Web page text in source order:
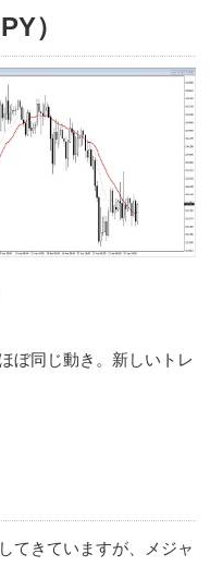
）
ぼ同じ動き。新しいトレ
てきていますが、メジャ